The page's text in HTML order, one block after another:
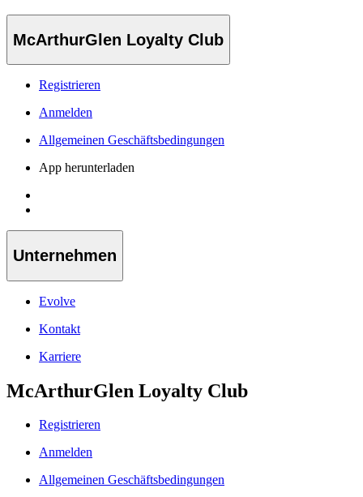
McArthurGlen Loyalty Club
Registrieren
Anmelden
Allgemeinen Geschäftsbedingungen
App herunterladen
Unternehmen
Evolve
Kontakt
Karriere
McArthurGlen Loyalty Club
Registrieren
Anmelden
Allgemeinen Geschäftsbedingungen